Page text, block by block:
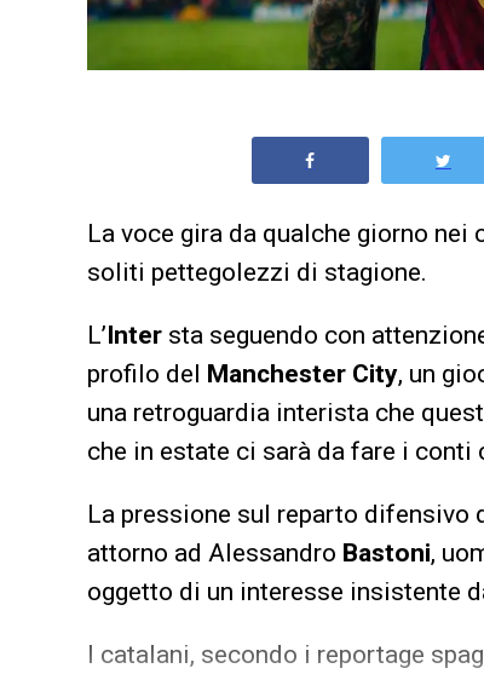
La voce gira da qualche giorno nei
soliti pettegolezzi di stagione.
L’Inter sta seguendo con
profilo del Manchester City, un
una retroguardia interista che
che in estate ci sarà da fare i
La pressione sul reparto difensivo
attorno ad Alessandro Bastoni,
oggetto di un interesse insistente
I catalani, secondo i reportage